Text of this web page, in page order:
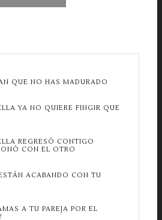
QUE NO HAS MADURADO
YA NO QUIERE FINGIR QUE
REGRESÓ CONTIGO
CON EL OTRO
ACABANDO CON TU
A TU PAREJA POR EL